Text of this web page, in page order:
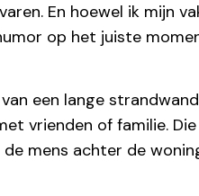
En hoewel ik mijn
op het juiste
een lange
vrienden of familie.
mens achter de